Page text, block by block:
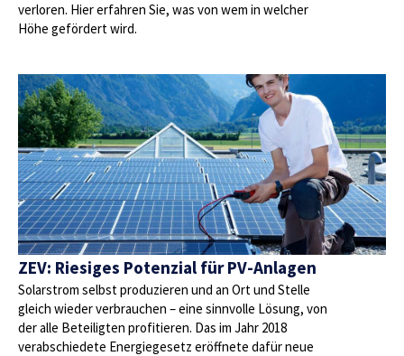
verloren. Hier erfahren Sie, was von wem in welcher
Höhe gefördert wird.
ZEV: Riesiges Potenzial für PV-Anlagen
Solarstrom selbst produzieren und an Ort und Stelle
gleich wieder verbrauchen – eine sinnvolle Lösung, von
der alle Beteiligten profitieren. Das im Jahr 2018
verabschiedete Energiegesetz eröffnete dafür neue